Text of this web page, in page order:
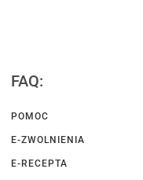
FAQ:
POMOC
E-ZWOLNIENIA
E-RECEPTA